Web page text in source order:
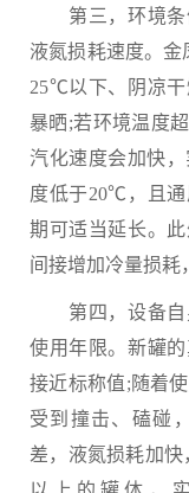
第三，环境条
液氮损耗速度。
25℃以下、阴凉干
暴晒;若环境温度
汽化速度会加快
度低于20℃，且
期可适当延长。
间接增加冷量损耗
第四，设备自
使用年限。新罐
接近标称值;随着
受到撞击、磕碰
差，液氮损耗加